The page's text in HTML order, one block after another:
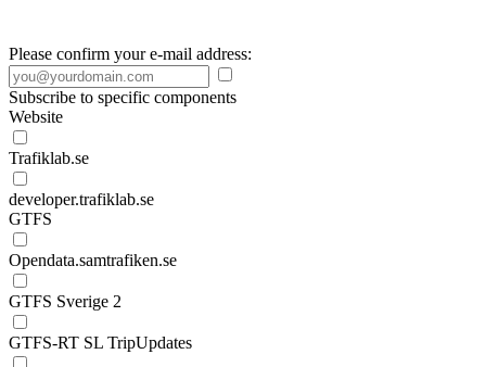
Please confirm your e-mail address:
Subscribe to specific components
Website
Trafiklab.se
developer.trafiklab.se
GTFS
Opendata.samtrafiken.se
GTFS Sverige 2
GTFS-RT SL TripUpdates